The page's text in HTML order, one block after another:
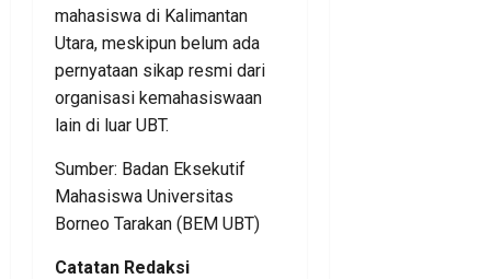
mahasiswa di Kalimantan
Utara, meskipun belum ada
pernyataan sikap resmi dari
organisasi kemahasiswaan
lain di luar UBT.
Sumber: Badan Eksekutif
Mahasiswa Universitas
Borneo Tarakan (BEM UBT)
Catatan Redaksi